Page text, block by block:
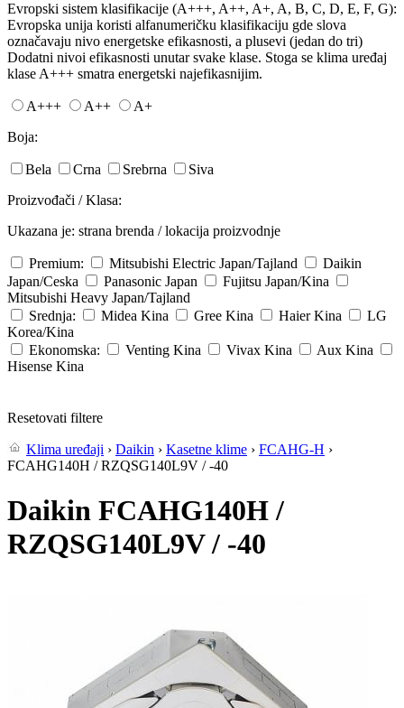
Evropski sistem klasifikacije (A+++, A++, A+, A, B, C, D, E, F, G):
Evropska unija koristi alfanumeričku klasifikaciju gde slova
označavaju nivo energetske efikasnosti, a plusevi (jedan do tri)
Dodatni nivoi efikasnosti unutar svake klase. Stoga se klima uređaj
klase A+++ smatra energetski najefikasnijim.
A+++ A++
A+
Boja:
Bela Crna Srebrna
Siva
Proizvođači / Klasa:
Ukazana je: strana brenda / lokacija proizvodnje
Premium: Mitsubishi Electric Japan/Tajland
Daikin
Japan/Ceska
Panasonic Japan Fujitsu Japan/Kina
Mitsubishi Heavy Japan/Tajland
Srednja:
Midea Kina Gree Kina Haier Kina
LG
Korea/Kina
Ekonomska:
Venting Kina Vivax Kina Aux Kina
Hisense Kina
Resetovati filtere
Klima uređaji › Daikin › Kasetne klime › FCAHG-H ›
FCAHG140H / RZQSG140L9V / -40
Daikin FCAHG140H /
RZQSG140L9V / -40